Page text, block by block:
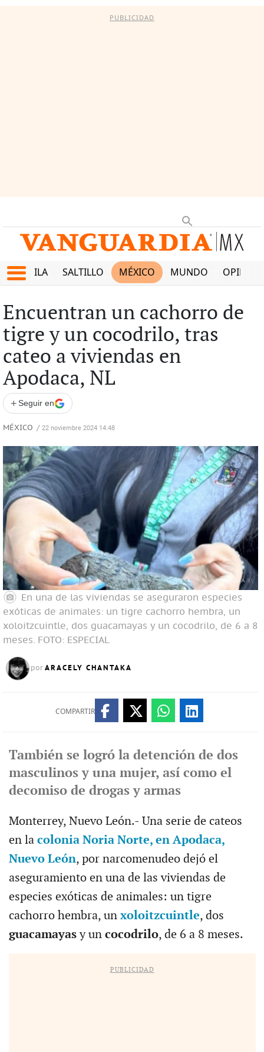
PUBLICIDAD
COAHUILA SALTILLO MÉXICO MUNDO OPINIÓN
Encuentran un cachorro de
tigre y un cocodrilo, tras
cateo a viviendas en
Apodaca, NL
+ Seguir en
MÉXICO / 22 noviembre 2024 14:48
En una de las viviendas se aseguraron especies
exóticas de animales: un tigre cachorro hembra, un
xoloitzcuintle, dos guacamayas y un cocodrilo, de 6 a 8
meses. FOTO: ESPECIAL
por ARACELY CHANTAKA
COMPARTIR
También se logró la detención de dos
masculinos y una mujer, así como el
decomiso de drogas y armas
Monterrey, Nuevo León.- Una serie de cateos
en la colonia Noria Norte, en Apodaca,
Nuevo León, por narcomenudeo dejó el
aseguramiento en una de las viviendas de
especies exóticas de animales: un tigre
cachorro hembra, un xoloitzcuintle, dos
guacamayasy un cocodrilo, de 6 a 8 meses.
PUBLICIDAD